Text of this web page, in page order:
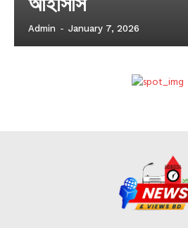
Admin - January 7, 2026